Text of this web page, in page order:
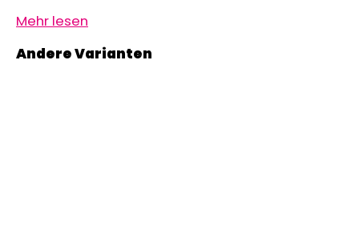
Mehr lesen